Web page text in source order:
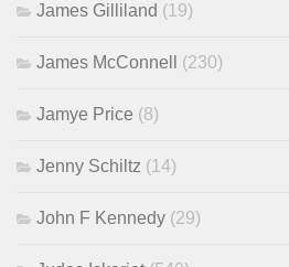
James Gilliland (19)
James McConnell (230)
Jamye Price (8)
Jenny Schiltz (14)
John F Kennedy (29)